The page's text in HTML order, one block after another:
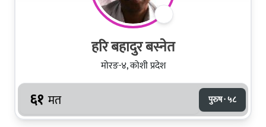
हरि बहादुर बस्नेत
मोरङ-४, कोशी प्रदेश
६१ मत पुरुष · ५८